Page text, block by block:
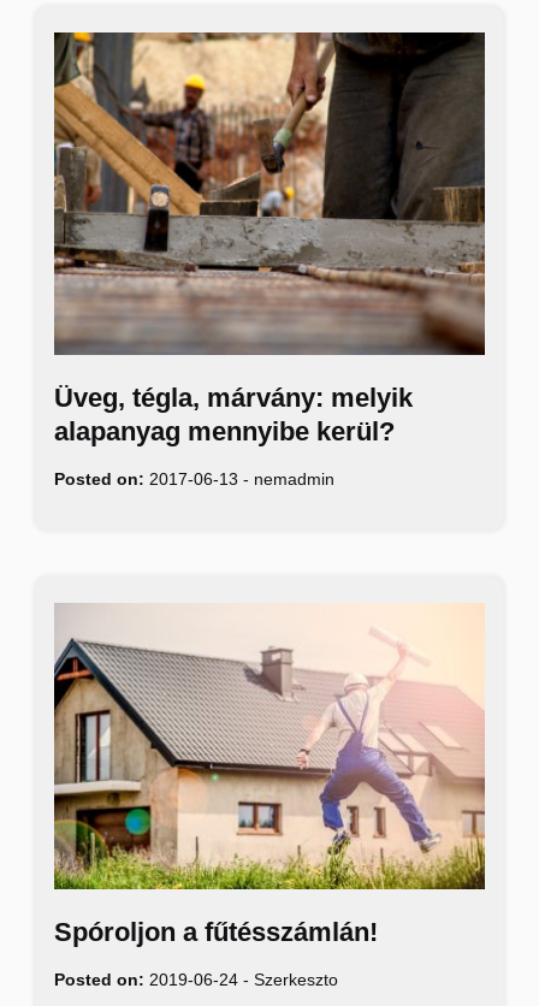
Üveg, tégla, márvány: melyik
alapanyag mennyibe kerül?
Posted on: 2017-06-13 - nemadmin
Spóroljon a fűtésszámlán!
Posted on: 2019-06-24 - Szerkeszto